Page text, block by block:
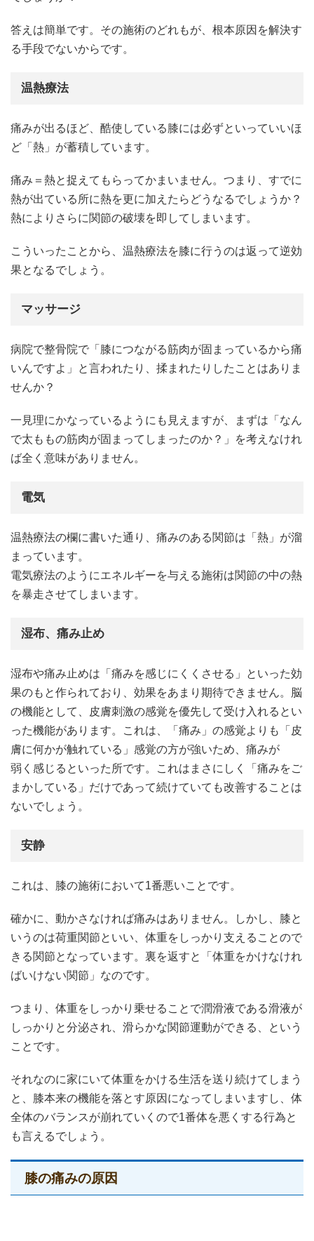
答えは簡単です。その施術のどれもが、根本原因を解決す
る手段でないからです。
温熱療法
痛みが出るほど、酷使している膝には必ずといっていいほ
ど「熱」が蓄積しています。
痛み＝熱と捉えてもらってかまいません。つまり、すでに
熱が出ている所に熱を更に加えたらどうなるでしょうか？
熱によりさらに関節の破壊を即してしまいます。
こういったことから、温熱療法を膝に行うのは返って逆効
果となるでしょう。
マッサージ
病院で整骨院で「膝につながる筋肉が固まっているから痛
いんですよ」と言われたり、揉まれたりしたことはありま
せんか？
一見理にかなっているようにも見えますが、まずは「なん
で太ももの筋肉が固まってしまったのか？」を考えなけれ
ば全く意味がありません。
電気
温熱療法の欄に書いた通り、痛みのある関節は「熱」が溜
まっています。
電気療法のようにエネルギーを与える施術は関節の中の熱
を暴走させてしまいます。
湿布、痛み止め
湿布や痛み止めは「痛みを感じにくくさせる」といった効
果のもと作られており、効果をあまり期待できません。脳
の機能として、皮膚刺激の感覚を優先して受け入れるとい
った機能があります。これは、「痛み」の感覚よりも「皮
膚に何かが触れている」感覚の方が強いため、痛みが
弱く感じるといった所です。これはまさにしく「痛みをご
まかしている」だけであって続けていても改善することは
ないでしょう。
安静
これは、膝の施術において1番悪いことです。
確かに、動かさなければ痛みはありません。しかし、膝と
いうのは荷重関節といい、体重をしっかり支えることので
きる関節となっています。裏を返すと「体重をかけなけれ
ばいけない関節」なのです。
つまり、体重をしっかり乗せることで潤滑液である滑液が
しっかりと分泌され、滑らかな関節運動ができる、という
ことです。
それなのに家にいて体重をかける生活を送り続けてしまう
と、膝本来の機能を落とす原因になってしまいますし、体
全体のバランスが崩れていくので1番体を悪くする行為と
も言えるでしょう。
膝の痛みの原因